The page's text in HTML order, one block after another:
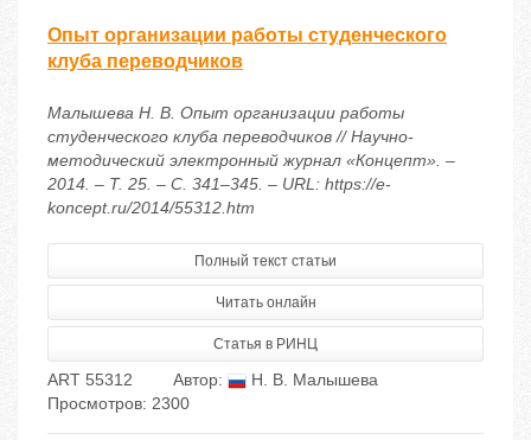
Опыт организации работы студенческого
клуба переводчиков
Малышева Н. В. Опыт организации работы
студенческого клуба переводчиков // Научно-
методический электронный журнал «Концепт». –
2014. – Т. 25. – С. 341–345. – URL: https://e-
koncept.ru/2014/55312.htm
Полный текст статьи
Читать онлайн
Статья в РИНЦ
ART 55312 Автор:
Н. В. Малышева
Просмотров: 2300